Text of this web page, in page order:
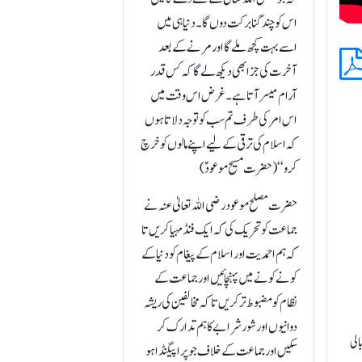
اس کو چند گنا برکت دوں گا۔ دنیا ہی میں
اسے بہت کچھ ملے گا اور مرنے کے بعد
آخرت کی جزا بھی دیکھ لے گا کہ کس قدر
آرام میسر آتا ہے۔ غرض اس وقت میں
اس امر کی طرف تم سب کو توجہ دلاتا ہوں
کہ اسلام کی ترقی کے لیے اپنے مالوں کو خرچ
کرو ‘‘ (حضرت مسیح موعودؑ)
حضرت مصلح موعود رضی اللہ تعالیٰ عنہ نے
جماعت کو تحریک کی کہ ایک فنڈ مہیا کریں تا
کہ ہم احمدیت اور اسلام کے پیغام کو دنیا کے
کونے کونے میں پہنچائیں اور جماعت کے
نظام کو مضبوط تر کریں تا کہ مخالفین کی ریشہ
دوانیوں اور شور شرابے کا ہم تدارک کر
سکیں اور جماعت کے خلاف جو پراپیگنڈا ہو